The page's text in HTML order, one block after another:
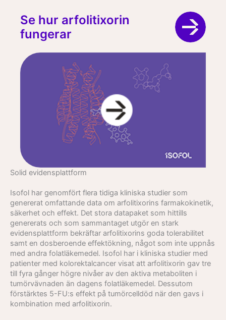
Se hur arfolitixorin
fungerar
Solid evidensplatt­form
Isofol har genomfört flera tidiga kliniska studier som
genererat omfattande data om arfolitixorins farmakokinetik,
säkerhet och effekt. Det stora datapaket som hittills
genererats och som sammantaget utgör en stark
evidensplattform bekräftar arfolitixorins goda tolerabilitet
samt en dosberoende effektökning, något som inte uppnås
med andra folatläkemedel. Isofol har i kliniska studier med
patienter med kolorektalcancer visat att arfolitixorin gav tre
till fyra gånger högre nivåer av den aktiva metaboliten i
tumörvävnaden än dagens folatläkemedel. Dessutom
förstärktes 5-FU:s effekt på tumörcelldöd när den gavs i
kombination med arfolitixorin.